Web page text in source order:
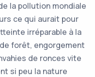
la pollution mondiale
ce qui aurait pour
irréparable à la
forêt, engorgement
de ronces vite
si peu la nature